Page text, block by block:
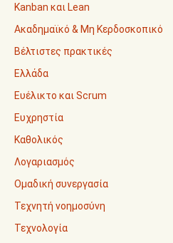
Kanban και Lean
Ακαδημαϊκό & Μη Κερδοσκοπικό
Βέλτιστες πρακτικές
Ελλάδα
Ευέλικτο και Scrum
Ευχρηστία
Καθολικός
Λογαριασμός
Ομαδική συνεργασία
Τεχνητή νοημοσύνη
Τεχνολογία